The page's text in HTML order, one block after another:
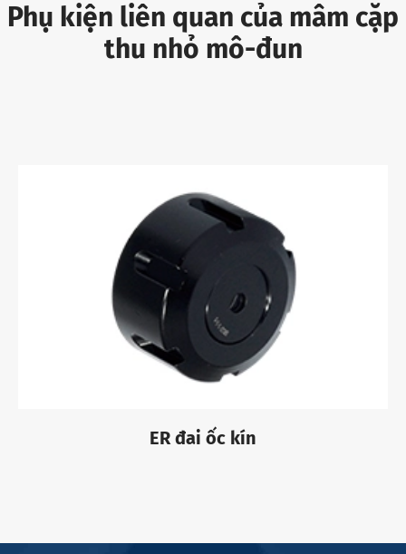
Phụ kiện liên quan của mâm cặp
thu nhỏ mô-đun
ER đai ốc kín